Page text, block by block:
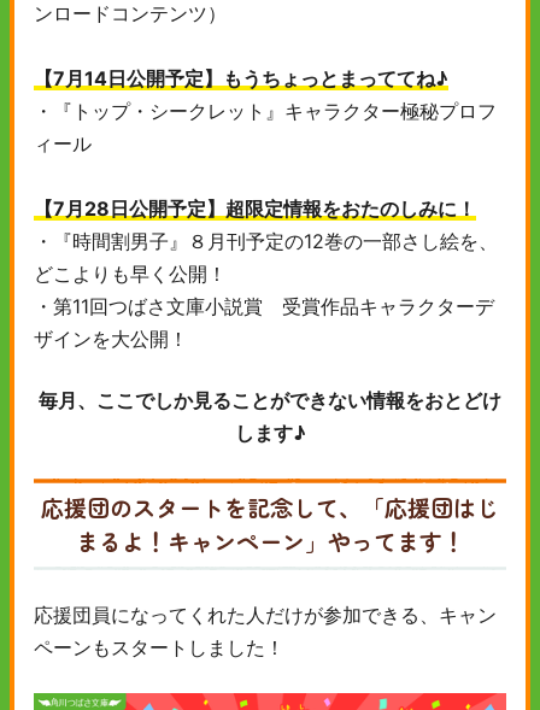
ンロードコンテンツ）
【7月14日公開予定】もうちょっとまっててね♪
・『トップ・シークレット』キャラクター極秘プロフ
ィール
【7月28日公開予定】超限定情報をおたのしみに！
・『時間割男子』８月刊予定の12巻の一部さし絵を、
どこよりも早く公開！
・第11回つばさ文庫小説賞 受賞作品キャラクターデ
ザインを大公開！
毎月、ここでしか見ることができない情報をおとどけ
します♪
応援団のスタートを記念して、「応援団はじ
まるよ！キャンペーン」やってます！
応援団員になってくれた人だけが参加できる、キャン
ペーンもスタートしました！